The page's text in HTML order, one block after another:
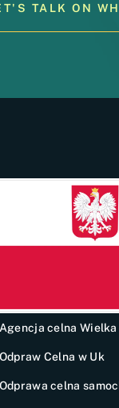
TALK ON
Agencja celna
Odpraw Celna w Uk
Odprawa celna